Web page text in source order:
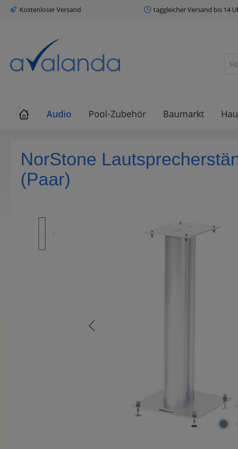
Zur Hauptnavigation springen
Kostenloser Versand taggleicher Versand bis 14
Audio Pool-Zubehör Baumarkt
NorStone
(Paar)